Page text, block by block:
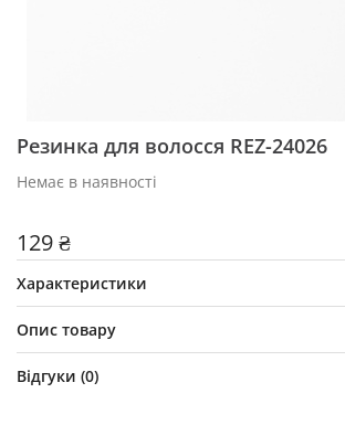
Резинка для волосся REZ-24026
Немає в наявності
129 ₴
Характеристики
Опис товару
Відгуки (0)